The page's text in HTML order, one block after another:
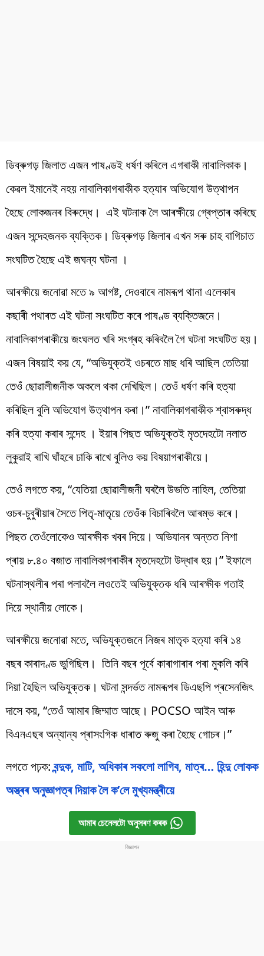
ডিব্ৰুগড় জিলাত এজন পাষণ্ডই ধৰ্ষণ কৰিলে এগৰাকী নাবালিকাক।
কেৱল ইমানেই নহয় নাবালিকাগৰাকীক হত্যাৰ অভিযোগ উত্থাপন
হৈছে লোকজনৰ বিৰুদ্ধে। এই ঘটনাক লৈ আৰক্ষীয়ে গ্ৰেপ্তাৰ কৰিছে
এজন সন্দেহজনক ব্যক্তিক। ডিব্ৰুগড় জিলাৰ এখন সৰু চাহ বাগিচাত
সংঘটিত হৈছে এই জঘন্য ঘটনা ।
আৰক্ষীয়ে জনোৱা মতে ৯ আগষ্ট, দেওবাৰে নামৰূপ থানা এলেকাৰ
কছাৰী পথাৰত এই ঘটনা সংঘটিত কৰে পাষণ্ড ব্যক্তিজনে।
নাবালিকাগৰাকীয়ে জংঘলত খৰি সংগ্ৰহ কৰিবলৈ গৈ ঘটনা সংঘটিত হয়।
এজন বিষয়াই কয় যে, “অভিযুক্তই ওচৰতে মাছ ধৰি আছিল তেতিয়া
তেওঁ ছোৱালীজনীক অকলে থকা দেখিছিল। তেওঁ ধৰ্ষণ কৰি হত্যা
কৰিছিল বুলি অভিযোগ উত্থাপন কৰা।” নাবালিকাগৰাকীক শ্বাসৰুদ্ধ
কৰি হত্যা কৰাৰ সন্দেহ । ইয়াৰ পিছত অভিযুক্তই মৃতদেহটো নলাত
লুকুৱাই ৰাখি ঘাঁহৰে ঢাকি ৰাখে বুলিও কয় বিষয়াগৰাকীয়ে।
তেওঁ লগতে কয়, “যেতিয়া ছোৱালীজনী ঘৰলৈ উভতি নাহিল, তেতিয়া
ওচৰ-চুবুৰীয়াৰ সৈতে পিতৃ-মাতৃয়ে তেওঁক বিচাৰিবলৈ আৰম্ভ কৰে।
পিছত তেওঁলোকেও আৰক্ষীক খবৰ দিয়ে। অভিযানৰ অন্তত নিশা
প্ৰায় ৮.৪০ বজাত নাবালিকাগৰাকীৰ মৃতদেহটো উদ্ধাৰ হয়।” ইফালে
ঘটনাস্থলীৰ পৰা পলাবলৈ লওতেই অভিযুক্তক ধৰি আৰক্ষীক গতাই
দিয়ে স্থানীয় লোকে।
আৰক্ষীয়ে জনোৱা মতে, অভিযুক্তজনে নিজৰ মাতৃক হত্যা কৰি ১৪
বছৰ কাৰাদণ্ড ভুগিছিল। তিনি বছৰ পূৰ্বে কাৰাগাৰাৰ পৰা মুকলি কৰি
দিয়া হৈছিল অভিযুক্তক। ঘটনা সন্দৰ্ভত নামৰূপৰ ডিএছপি প্ৰসেনজিৎ
দাসে কয়, “তেওঁ আমাৰ জিম্মাত আছে। POCSO আইন আৰু
বিএনএছৰ অন্যান্য প্ৰাসংগিক ধাৰাত ৰুজু কৰা হৈছে গোচৰ।”
লগতে পঢ়ক:বন্দুক, মাটি, অধিকাৰ সকলো লাগিব, মাত্ৰ… হিন্দু লোকক
অস্ত্ৰৰ অনুজ্ঞাপত্ৰ দিয়াক লৈ ক’লে মুখ্যমন্ত্ৰীয়ে
আমাৰ চেনেলটো অনুসৰণ কৰক